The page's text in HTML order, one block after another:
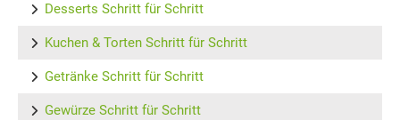
Desserts Schritt für Schritt
Kuchen & Torten Schritt für Schritt
Getränke Schritt für Schritt
Gewürze Schritt für Schritt